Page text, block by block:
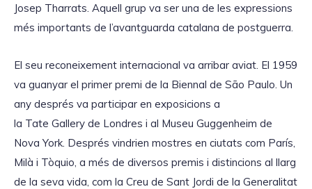
Josep Tharrats. Aquell grup va ser una de les expressions
més importants de l’avantguarda catalana de postguerra.
El seu reconeixement internacional va arribar aviat. El 1959
va guanyar el primer premi de la Biennal de São Paulo. Un
any després va participar en exposicions a
la Tate Gallery de Londres i al Museu Guggenheim de
Nova York. Després vindrien mostres en ciutats com París,
Milà i Tòquio, a més de diversos premis i distincions al llarg
de la seva vida, com la Creu de Sant Jordi de la Generalitat